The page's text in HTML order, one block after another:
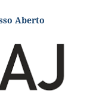
Aberto